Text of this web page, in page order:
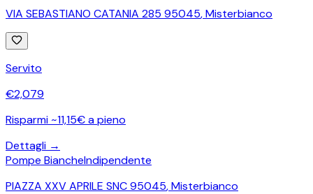
VIA SEBASTIANO CATANIA 285 95045,Misterbianco
Servito
€2,079
Risparmi ~11,15€ a pieno
Dettagli →
Pompe BiancheIndipendente
PIAZZA XXV APRILE SNC 95045,Misterbianco